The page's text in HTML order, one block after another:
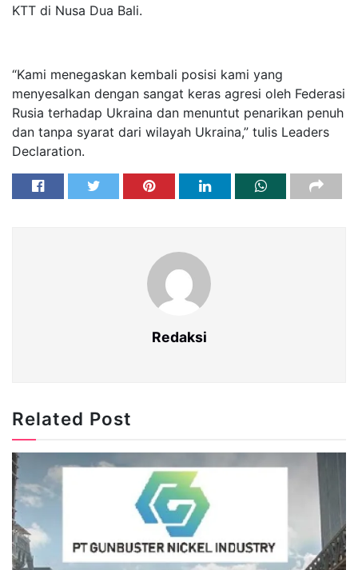
KTT di Nusa Dua Bali.
“Kami menegaskan kembali posisi kami yang
menyesalkan dengan sangat keras agresi oleh Federasi
Rusia terhadap Ukraina dan menuntut penarikan penuh
dan tanpa syarat dari wilayah Ukraina,” tulis Leaders
Declaration.
Redaksi
Related Post